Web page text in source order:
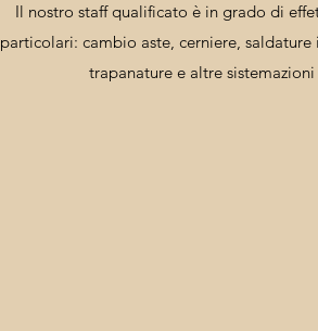
Il nostro staff qualificato è in grado di
particolari: cambio aste, cerniere,
trapanature e altre